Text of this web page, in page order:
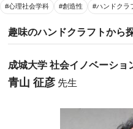
#心理社会学科 #創造性 #ハンドクラ
趣味のハンドクラフトから
成城大学 社会イノベーショ
青山 征彦 先生